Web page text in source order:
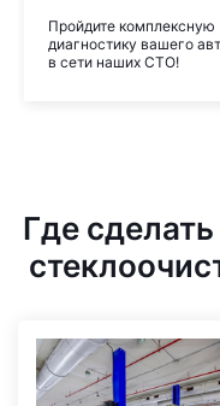
Пройдите комплексную
диагностику вашего
в сети наших СТО!
Где